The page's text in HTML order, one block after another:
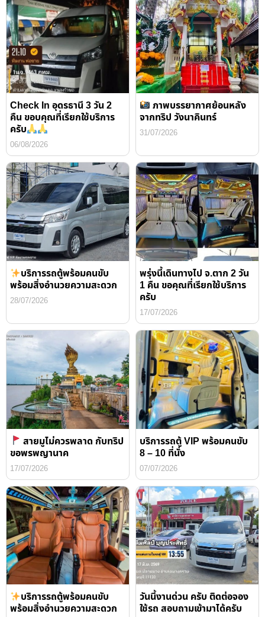
Check In อุดรธานี 3 วัน 2
คืน ขอบคุณที่เรียกใช้บริการ
ครับ
06/08/2026
ภาพบรรยากาศย้อนหลัง
จากทริป วังนาคินทร์
31/07/2026
บริการรถตู้พร้อมคนขับ
พร้อมสิ่งอำนวยความสะดวก
28/07/2026
พรุ่งนี้เดินทางไป จ.ตาก 2 วัน
1 คืน ขอคุณที่เรียกใช้บริการ
ครับ
17/07/2026
สายมูไม่ควรพลาด กับทริป
ขอพรพญานาค
17/07/2026
บริการรถตู้ VIP พร้อมคนขับ
8 – 10 ที่นั่ง
07/07/2026
บริการรถตู้พร้อมคนขับ
พร้อมสิ่งอำนวยความสะดวก
วันนี้งานด่วน ครับ ติดต่อจอง
ใช้รถ สอบถามเข้ามาได้ครับ